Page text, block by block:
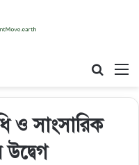
ও সাংসারিক